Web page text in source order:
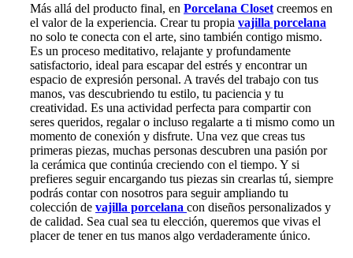
Más allá del producto final, en Porcelana Closet creemos en
el valor de la experiencia. Crear tu propia vajilla porcelana
no solo te conecta con el arte, sino también contigo mismo.
Es un proceso meditativo, relajante y profundamente
satisfactorio, ideal para escapar del estrés y encontrar un
espacio de expresión personal. A través del trabajo con tus
manos, vas descubriendo tu estilo, tu paciencia y tu
creatividad. Es una actividad perfecta para compartir con
seres queridos, regalar o incluso regalarte a ti mismo como un
momento de conexión y disfrute. Una vez que creas tus
primeras piezas, muchas personas descubren una pasión por
la cerámica que continúa creciendo con el tiempo. Y si
prefieres seguir encargando tus piezas sin crearlas tú, siempre
podrás contar con nosotros para seguir ampliando tu
colección de vajilla porcelana con diseños personalizados y
de calidad. Sea cual sea tu elección, queremos que vivas el
placer de tener en tus manos algo verdaderamente único.